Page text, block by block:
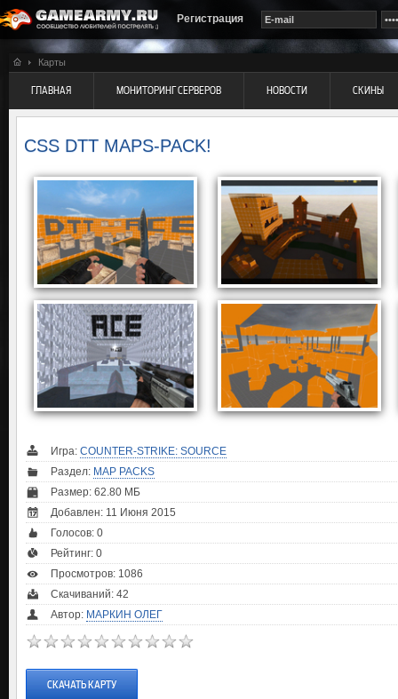
Регистрация
Карты
ГЛАВНАЯ МОНИТОРИНГ СЕРВЕРОВ НОВОСТИ СКИНЫ
CSS DTT MAPS-PACK!
Игра: COUNTER-STRIKE: SOURCE
Раздел: MAP PACKS
Размер: 62.80 МБ
Добавлен: 11 Июня 2015
Голосов: 0
Рейтинг: 0
Просмотров: 1086
Скачиваний: 42
Автор: МАРКИН ОЛЕГ
СКАЧАТЬ КАРТУ